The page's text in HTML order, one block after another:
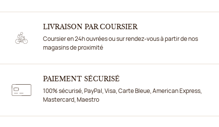
LIVRAISON PAR COURSIER
Coursier en 24h ouvrées ou sur rendez-vous à partir de nos
magasins de proximité
PAIEMENT SÉCURISÉ
100% sécurisé, PayPal, Visa, Carte Bleue, American Express,
Mastercard, Maestro